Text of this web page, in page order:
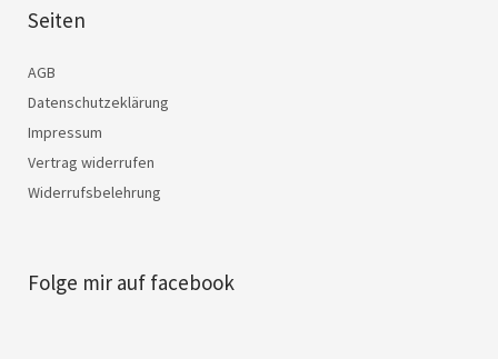
Seiten
AGB
Datenschutzeklärung
Impressum
Vertrag widerrufen
Widerrufsbelehrung
Folge mir auf facebook